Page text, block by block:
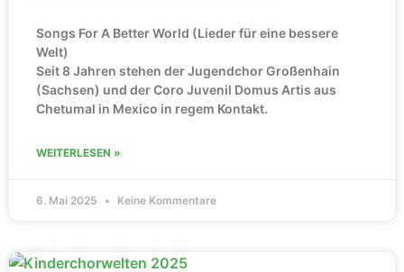
Songs For A Better World (Lieder für eine bessere
Welt)
Seit 8 Jahren stehen der Jugendchor Großenhain
(Sachsen) und der Coro Juvenil Domus Artis aus
Chetumal in Mexico in regem Kontakt.
WEITERLESEN »
6. Mai 2025 Keine Kommentare